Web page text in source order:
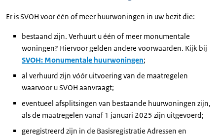
Er is SVOH voor één of meer huurwoningen in uw bezit die:
bestaand zijn. Verhuurt u één of meer monumentale
woningen? Hiervoor gelden andere voorwaarden. Kijk bij
SVOH: Monumentale huurwoningen;
al verhuurd zijn vóór uitvoering van de maatregelen
waarvoor u SVOH aanvraagt;
eventueel afsplitsingen van bestaande huurwoningen zijn,
als de maatregelen vanaf 1 januari 2025 zijn uitgevoerd;
geregistreerd zijn in de Basisregistratie Adressen en